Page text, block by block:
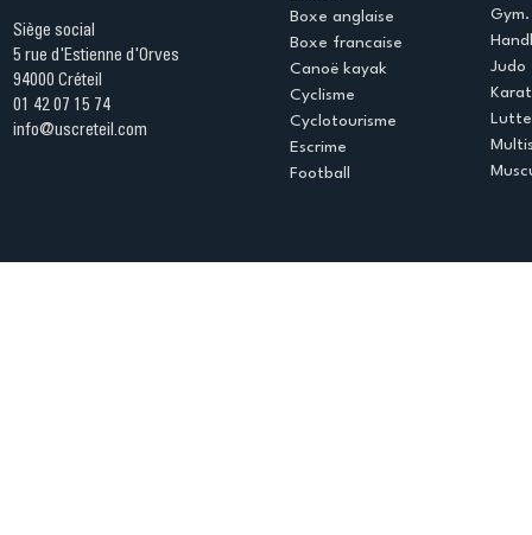
Siège social
5 rue d'Estienne d'Orves
94000 Créteil
01 42 07 15 74
info@uscreteil.com
Boxe anglaise
Boxe francaise
Canoë kayak
Cyclisme
Cyclotourisme
Escrime
Football
Judo
Lutte